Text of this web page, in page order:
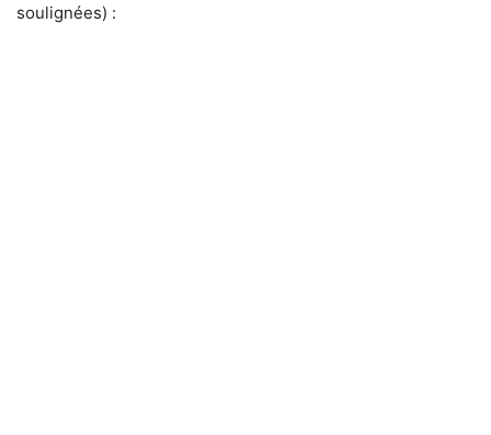
soulignées) :